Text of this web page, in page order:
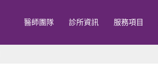
醫師團隊 診所資訊 服務項目